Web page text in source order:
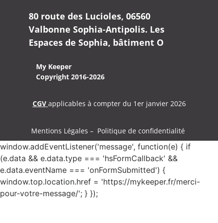
80 route des Lucioles, 06560
Valbonne Sophia-Antipolis. Les
Espaces de Sophia, bâtiment O
My Keeper
Copyright 2016-2026
CGV applicables à compter du 1er janvier 2026
Mentions Légales – Politique de confidentialité
window.addEventListener('message', function(e) { if
(e.data && e.data.type === 'hsFormCallback' &&
e.data.eventName === 'onFormSubmitted') {
window.top.location.href = 'https://mykeeper.fr/merci-
pour-votre-message/'; } });